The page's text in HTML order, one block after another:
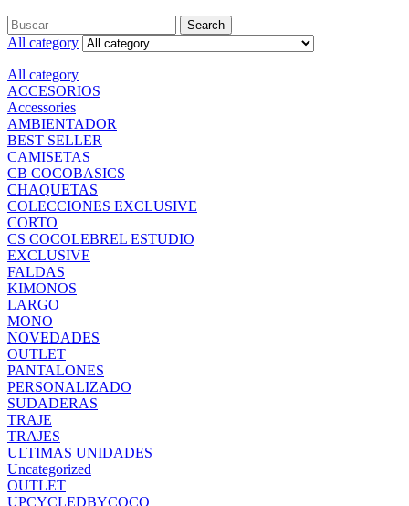
Search
All category
All category
ACCESORIOS
Accessories
AMBIENTADOR
BEST SELLER
CAMISETAS
CB COCOBASICS
CHAQUETAS
COLECCIONES EXCLUSIVE
CORTO
CS COCOLEBREL ESTUDIO
EXCLUSIVE
FALDAS
KIMONOS
LARGO
MONO
NOVEDADES
OUTLET
PANTALONES
PERSONALIZADO
SUDADERAS
TRAJE
TRAJES
ULTIMAS UNIDADES
Uncategorized
OUTLET
UPCYCLEDBYCOCO